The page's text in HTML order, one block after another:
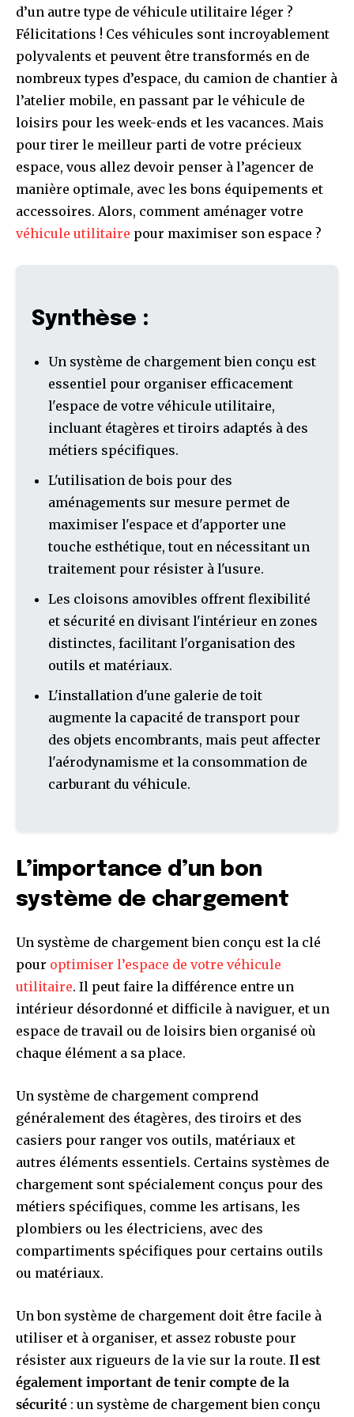
d’un autre type de véhicule utilitaire léger ?
Félicitations ! Ces véhicules sont incroyablement
polyvalents et peuvent être transformés en de
nombreux types d’espace, du camion de chantier à
l’atelier mobile, en passant par le véhicule de
loisirs pour les week-ends et les vacances. Mais
pour tirer le meilleur parti de votre précieux
espace, vous allez devoir penser à l’agencer de
manière optimale, avec les bons équipements et
accessoires. Alors, comment aménager votre
véhicule utilitaire pour maximiser son espace ?
Synthèse :
Un système de chargement bien conçu est
essentiel pour organiser efficacement
l'espace de votre véhicule utilitaire,
incluant étagères et tiroirs adaptés à des
métiers spécifiques.
L'utilisation de bois pour des
aménagements sur mesure permet de
maximiser l'espace et d'apporter une
touche esthétique, tout en nécessitant un
traitement pour résister à l'usure.
Les cloisons amovibles offrent flexibilité
et sécurité en divisant l'intérieur en zones
distinctes, facilitant l'organisation des
outils et matériaux.
L'installation d'une galerie de toit
augmente la capacité de transport pour
des objets encombrants, mais peut affecter
l'aérodynamisme et la consommation de
carburant du véhicule.
L’importance d’un bon
système de chargement
Un système de chargement bien conçu est la clé
pour optimiser l’espace de votre véhicule
utilitaire. Il peut faire la différence entre un
intérieur désordonné et difficile à naviguer, et un
espace de travail ou de loisirs bien organisé où
chaque élément a sa place.
Un système de chargement comprend
généralement des étagères, des tiroirs et des
casiers pour ranger vos outils, matériaux et
autres éléments essentiels. Certains systèmes de
chargement sont spécialement conçus pour des
métiers spécifiques, comme les artisans, les
plombiers ou les électriciens, avec des
compartiments spécifiques pour certains outils
ou matériaux.
Un bon système de chargement doit être facile à
utiliser et à organiser, et assez robuste pour
résister aux rigueurs de la vie sur la route. Il est
également important de tenir compte de la
sécurité : un système de chargement bien conçu